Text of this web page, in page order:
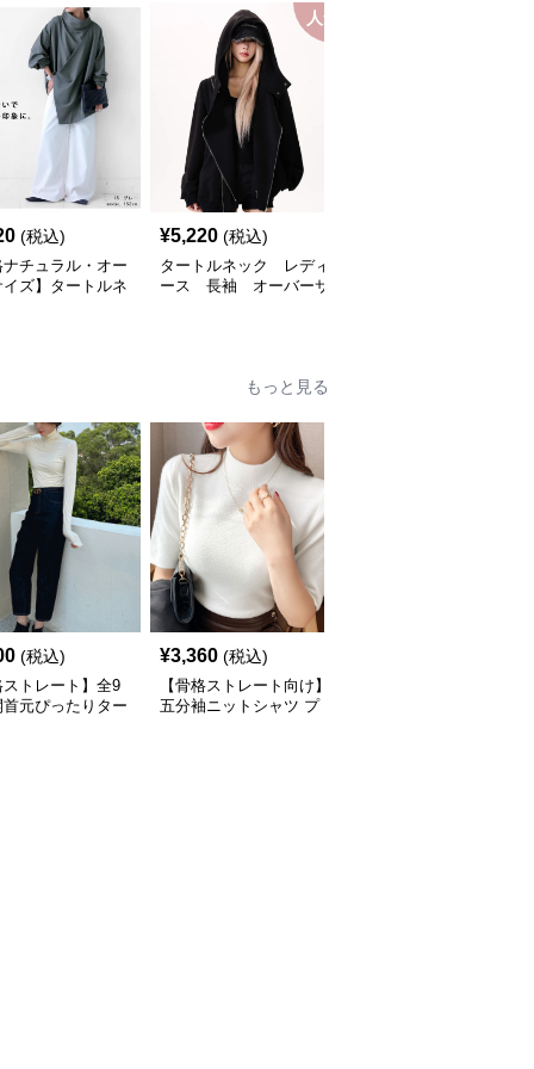
(税込)
ナチュラル・オー
ズ】タートルネ
人気
¥5,220 (税込)
タートルネック レディ
ース 長袖 オーバーサ
もっと見る
(税込)
ストレート】全9
元ぴったりター
¥3,360 (税込)
【骨格ストレート向け】
五分袖ニットシャツ プ